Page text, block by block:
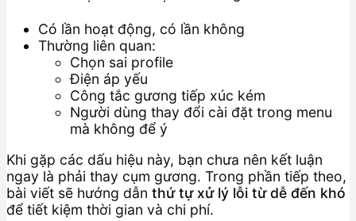
Có lần hoạt động, có lần không
Thường liên quan:
Chọn sai profile
Điện áp yếu
Công tắc gương tiếp xúc kém
Người dùng thay đổi cài đặt trong menu
mà không để ý
Khi gặp các dấu hiệu này, bạn chưa nên kết luận
ngay là phải thay cụm gương. Trong phần tiếp theo,
bài viết sẽ hướng dẫn thứ tự xử lý lỗi từ dễ đến khó
để tiết kiệm thời gian và chi phí.